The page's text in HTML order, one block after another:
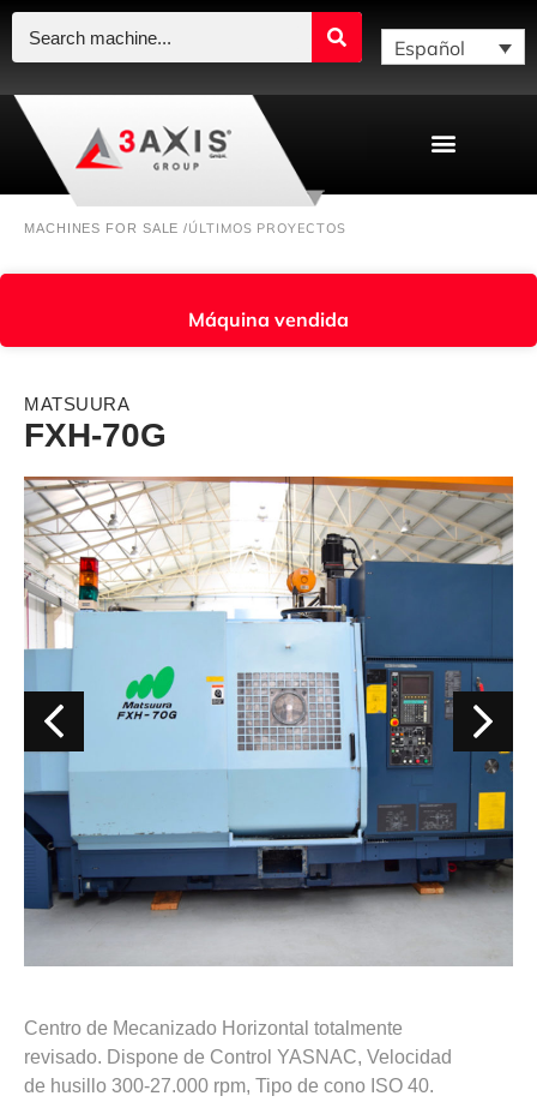
Español
MACHINES FOR SALE /ÚLTIMOS PROYECTOS
Máquina vendida
MATSUURA
FXH-70G
Centro de Mecanizado Horizontal totalmente
revisado. Dispone de Control YASNAC, Velocidad
de husillo 300-27.000 rpm, Tipo de cono ISO 40.